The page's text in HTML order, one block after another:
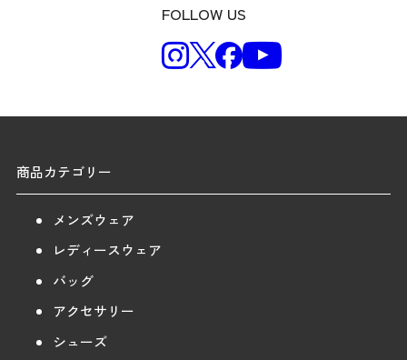
FOLLOW US
商品カテゴリー
メンズウェア
レディースウェア
バッグ
アクセサリー
シューズ